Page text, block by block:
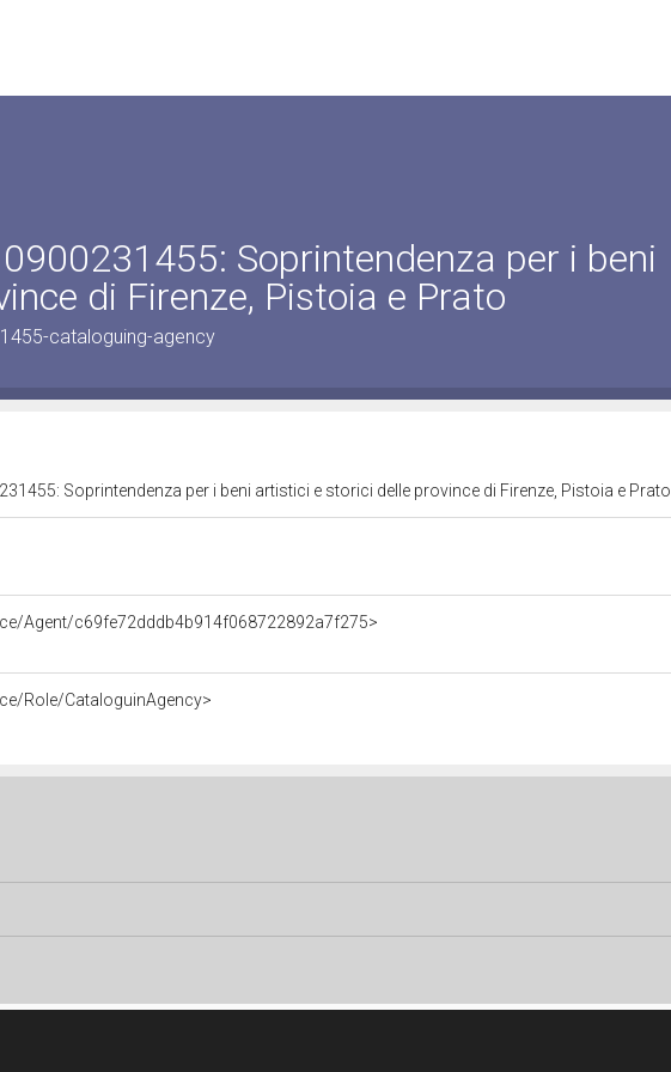
Soprintendenza per i beni
di Firenze, Pistoia e Prato
cataloguing-agency
Soprintendenza per i beni artistici e storici delle province di Firenze, Pistoia e Prato
Agent/c69fe72dddb4b914f068722892a7f275>
Role/CataloguinAgency>